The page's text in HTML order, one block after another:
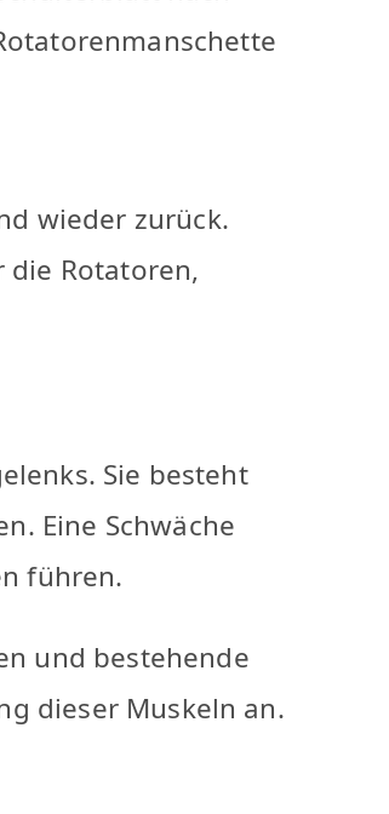
wieder zurück.
die Rotatoren,
Sie besteht
Eine Schwäche
führen.
und bestehende
dieser Muskeln an.